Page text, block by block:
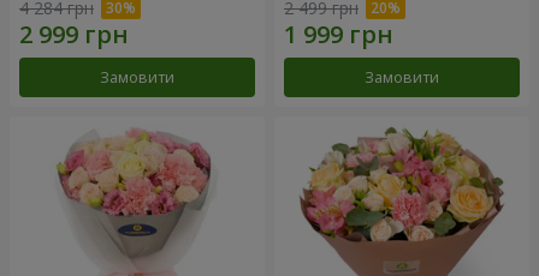
4 284 грн
Замовити
2 499 грн
Замовити